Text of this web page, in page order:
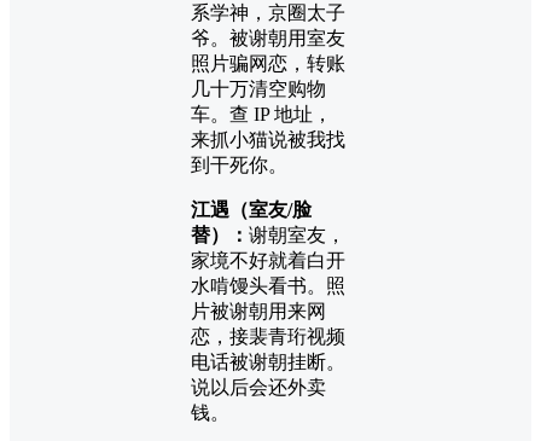
系学神，京圈太子
爷。被谢朝用室友
照片骗网恋，转账
几十万清空购物
车。查 IP 地址，
来抓小猫说被我找
到干死你。
江遇（室友/脸
替）： 谢朝室友，
家境不好就着白开
水啃馒头看书。照
片被谢朝用来网
恋，接裴青珩视频
电话被谢朝挂断。
说以后会还外卖
钱。